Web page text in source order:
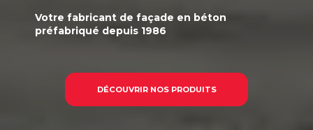
Votre fabricant de façade en béton
préfabriqué depuis 1986
DÉCOUVRIR NOS PRODUITS